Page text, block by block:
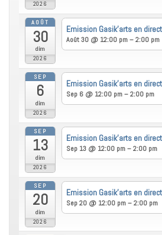
2026
AOÛT
30
dim
2026
Emission Gasik’arts en
Août 30 @ 12:00 pm – 2:00 pm
SEP
6
dim
2026
Emission Gasik’arts en
Sep 6 @ 12:00 pm – 2:00 pm
SEP
13
dim
2026
Emission Gasik’arts en
Sep 13 @ 12:00 pm – 2:00 pm
SEP
20
dim
2026
Emission Gasik’arts en
Sep 20 @ 12:00 pm – 2:00 pm